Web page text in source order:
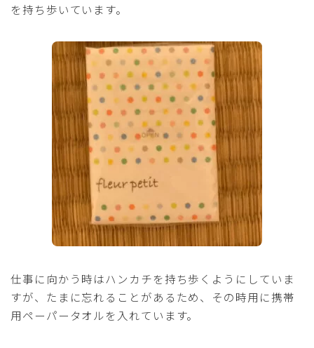
を持ち歩いています。
仕事に向かう時はハンカチを持ち歩くようにしていま
すが、たまに忘れることがあるため、その時用に携帯
用ペーパータオルを入れています。